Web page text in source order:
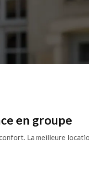
en groupe
La meilleure